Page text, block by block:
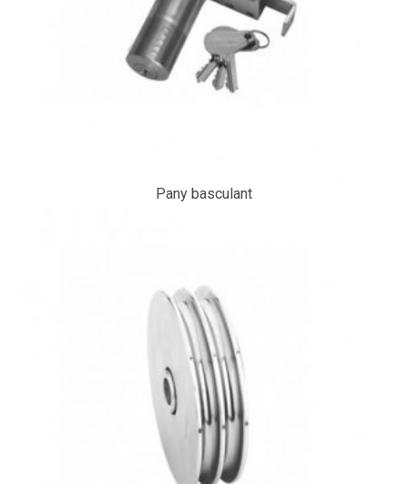
Pany basculant